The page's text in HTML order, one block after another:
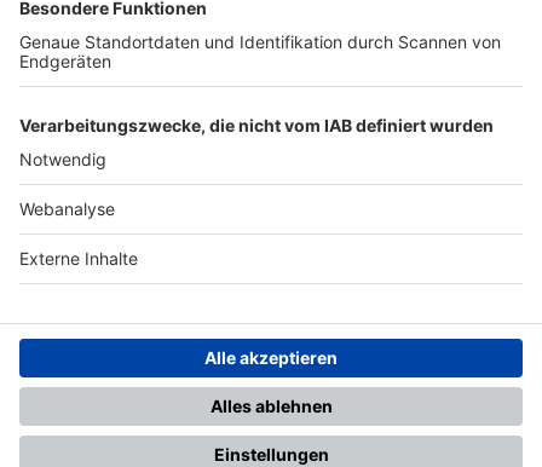
Nutzungsbedingungen Datenschutz Impressum